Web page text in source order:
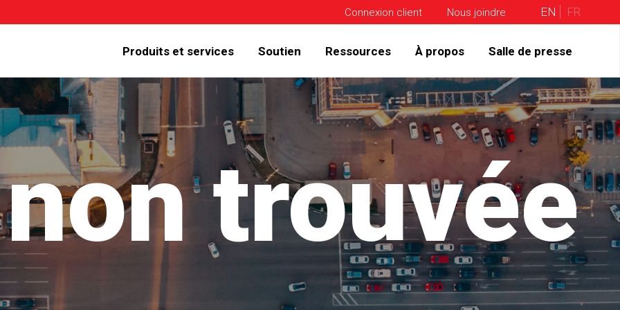
Connexion client Nous joindre EN FR
Produits et services Soutien Ressources À propos Salle de presse
trouvée